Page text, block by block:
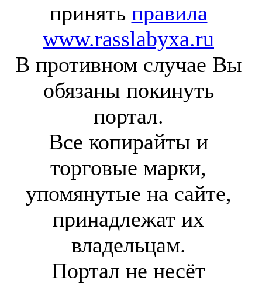
принять правила
www.rasslabyxa.ru
В противном случае Вы
обязаны покинуть
портал.
Все копирайты и
торговые марки,
упомянутые на сайте,
принадлежат их
владельцам.
Портал не несёт